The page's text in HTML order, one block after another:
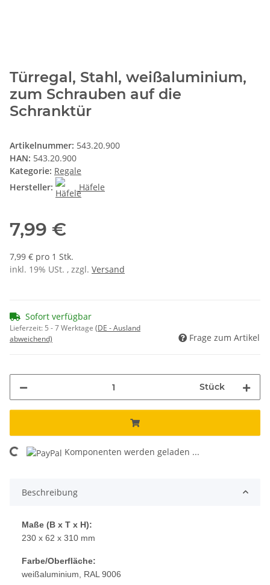
Türregal, Stahl, weißaluminium,
zum Schrauben auf die
Schranktür
Artikelnummer: 543.20.900
HAN: 543.20.900
Kategorie: Regale
Hersteller:
Häfele
7,99 €
7,99 € pro 1 Stk.
inkl. 19% USt. , zzgl. Versand
Sofort verfügbar
Lieferzeit: 5 - 7 Werktage (DE - Ausland
abweichend)
Frage zum Artikel
Stück
Loading... Komponenten werden geladen ...
Beschreibung
Maße (B x T x H):
230 x 62 x 310 mm
Farbe/Oberfläche:
weißaluminium, RAL 9006